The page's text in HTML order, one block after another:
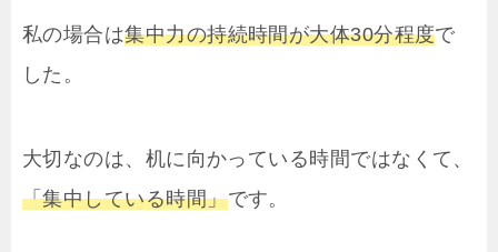
私の場合は集中力の持続時間が大体30分程度で
した。
大切なのは、机に向かっている時間ではなくて、
「集中している時間」です。